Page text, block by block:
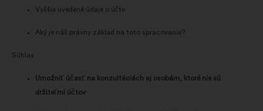
Vyššie uvedené údaje o účte
Aký je náš právny základ na toto spracovanie?
Súhlas
Umožniť účasť na konzultáciách aj osobám, ktoré nie sú
držiteľmi účtov